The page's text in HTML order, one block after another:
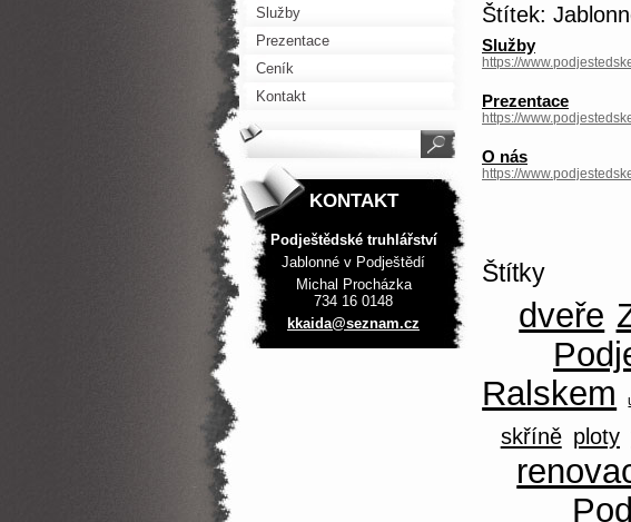
Štítek:
Služby
https://
Prezentace
https://
O nás
https://
Štítky
dveře
Ralskem
skříně ploty
Služby
Prezentace
Ceník
Kontakt
KONTAKT
Podještědské truhlářství
Jablonné v Podještědí
Michal Procházka
734 16 0148
kkaida@seznam.cz